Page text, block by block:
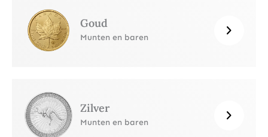
Goud
Munten en baren
Zilver
Munten en baren